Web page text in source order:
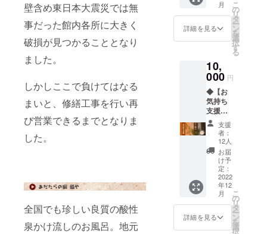
壁含め東日本大震災では無
事だった館内各所に大きく
破損が見つかることとなり
ました。
しかしここで負けてはなる
まいと、修繕工事を行い再
び営業できるまでとなりま
した。
全国でも珍しい良質の酸性
泉かけ流しのお風呂。地元
12月～
2023年
1月頃
たらの
宿扇
や」
※１回３
名～６
名様ま
で【１
リター
ンにつ
き１
名】
※集合場
所の扇
やまで
の交通
費は自
己負担
オリジ
ナル手
ぬぐい
③扇や
ポスト
④女将
とワー
ク
ショッ
プ体験
【練り
切り作
り】 日
程 ：
2022年
12月～
2023年
1月頃
場所 ：
あだた
らの宿
扇や及
月
詳細を見る
こ
の
リ
タ
ー
ン
を
選
択
す
る
10,
000 円
◆【お
気持ち
支援】
サンク
スレ
ター
【リ
ターン
詳細】
①サン
クスレ
ター ②
扇やポ
スト
カード
支援
者：
12人
お届
け予
定：
2022
年12
月
詳細を見る
こ
の
リ
タ
ー
ン
を
選
択